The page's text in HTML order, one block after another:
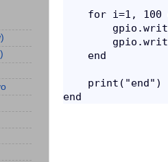
for i=1, 100
end
print("end")